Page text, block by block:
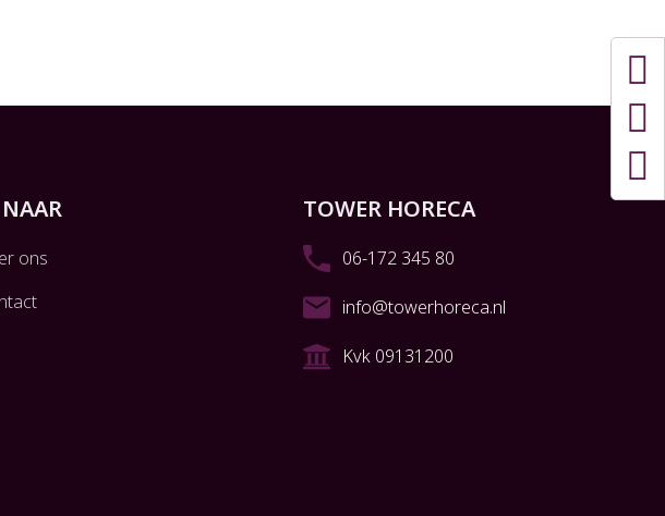
ons
TOWER HORECA
06-172 345 80
info@towerhoreca.nl
Kvk 09131200